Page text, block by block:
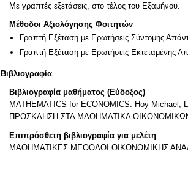
Με γραπτές εξετάσεις, στο τέλος του Εξαμήνου.
Μέθοδοι Αξιολόγησης Φοιτητών
Γραπτή Εξέταση με Ερωτήσεις Σύντομης
Γραπτή Εξέταση με Ερωτήσεις Εκτεταμένης
Βιβλιογραφία
Βιβλιογραφία μαθήματος (Εύδοξος)
MATHEMATICS for ECONOMICS. Hoy
ΠΡΟΣΚΛΗΣΗ ΣΤΑ ΜΑΘΗΜΑΤΙΚΑ ΟΙΚΟΝΟΜΙΚΩΝ
Επιπρόσθετη βιβλιογραφία για μελέτη
ΜΑΘΗΜΑΤΙΚΕΣ ΜΕΘΟΔΟΙ ΟΙΚΟΝΟΜΙΚΗΣ